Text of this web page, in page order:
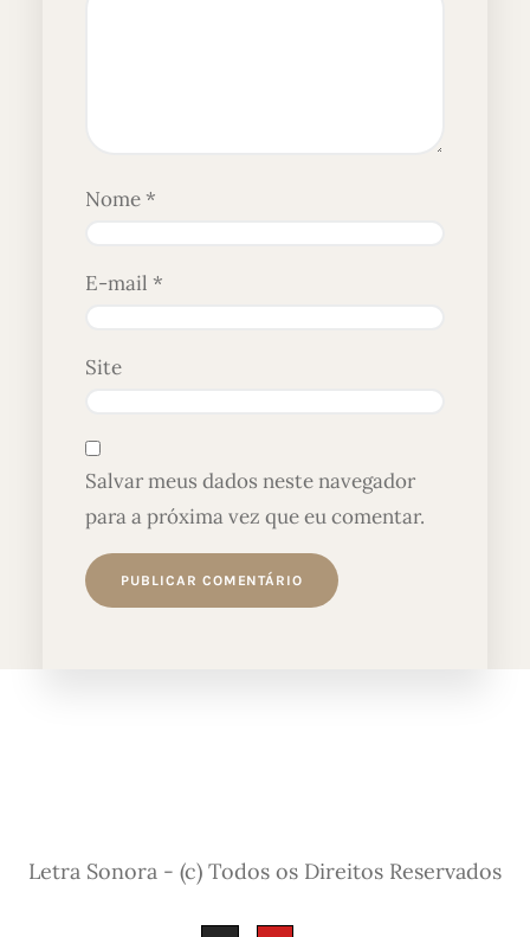
Nome*
E-mail *
Site
Salvar meus dados neste navegador
para a próxima vez que eu comentar.
Letra Sonora - (c) Todos os Direitos Reservados